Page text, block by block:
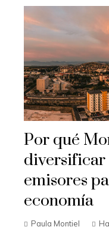
Por qué
diversificar
emisores
economía
Paula Montiel